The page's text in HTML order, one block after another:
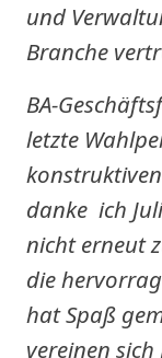
und
Branche
BA-
letzte
danke ich
nicht erneut
die
hat Spaß
vereinen